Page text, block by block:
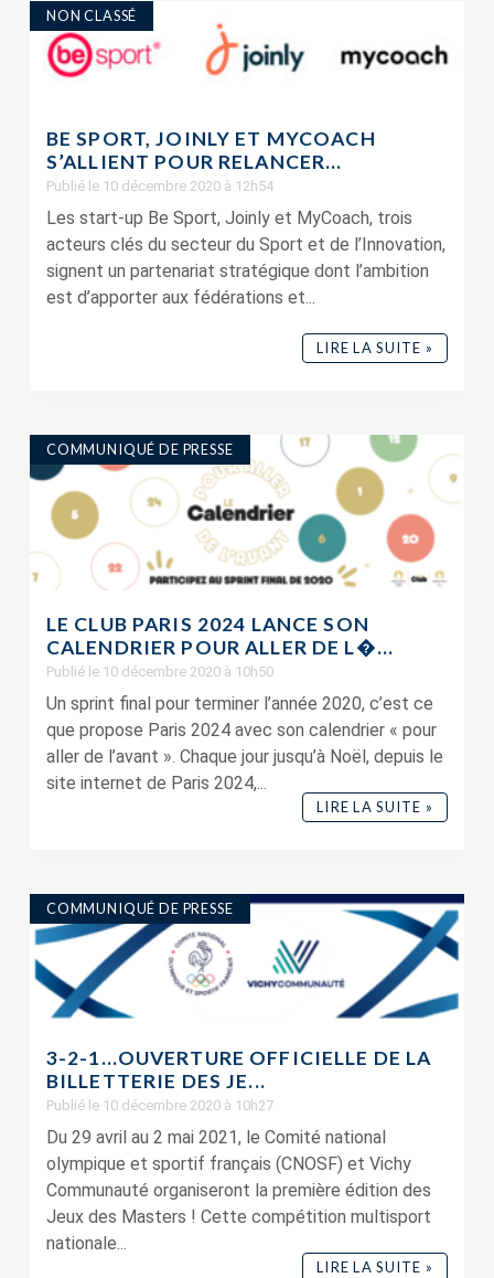
NON CLASSÉ
BE SPORT, JOINLY ET MYCOACH
S’ALLIENT POUR RELANCER...
Publié le 10 décembre 2020 à 12h54
Les start-up Be Sport, Joinly et MyCoach, trois
acteurs clés du secteur du Sport et de l’Innovation,
signent un partenariat stratégique dont l’ambition
est d’apporter aux fédérations et...
LIRE LA SUITE »
COMMUNIQUÉ DE PRESSE
LE CLUB PARIS 2024 LANCE SON
CALENDRIER POUR ALLER DE L�...
Publié le 10 décembre 2020 à 10h50
Un sprint final pour terminer l’année 2020, c’est ce
que propose Paris 2024 avec son calendrier « pour
aller de l’avant ». Chaque jour jusqu’à Noël, depuis le
site internet de Paris 2024,...
LIRE LA SUITE »
COMMUNIQUÉ DE PRESSE
3-2-1…OUVERTURE OFFICIELLE DE LA
BILLETTERIE DES JE...
Publié le 10 décembre 2020 à 10h27
Du 29 avril au 2 mai 2021, le Comité national
olympique et sportif français (CNOSF) et Vichy
Communauté organiseront la première édition des
Jeux des Masters ! Cette compétition multisport
nationale...
LIRE LA SUITE »